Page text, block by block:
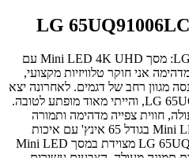
סקירת טלוויזיה LG 65UQ91006LC: מסך Mini LED 4K UHD עם
אני חוקר טלוויזיות מקצועי,
מגוון רחב של דגמים. לאחרונה יצא
לי לבחון את טלוויזיית LG 65UQ91006LC, והייתי מאוד מופתע לטובה.
חווית צפייה מדהימה ותמורה
מעולה למחיר. מסך Mini LED 4K UHD בגודל 65 אינץ' עם איכות
תמונה מעולה טלוויזיית LG 65UQ91006LC מצוידת במסך Mini LED